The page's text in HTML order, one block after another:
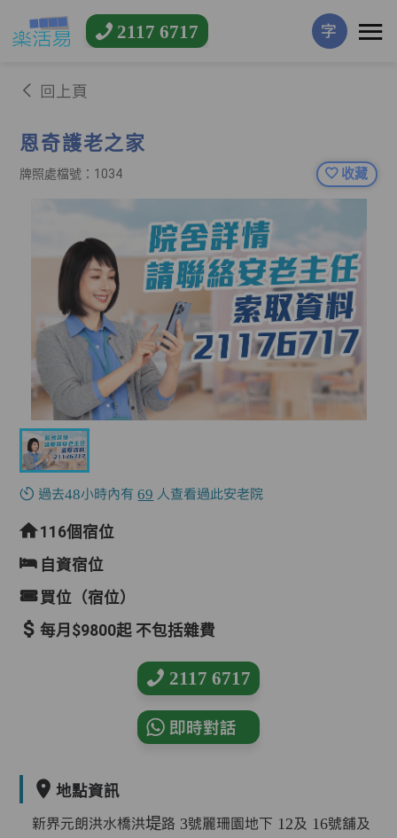
2117 6717 字
回上頁
恩奇護老之家
牌照處檔號：1034 收藏
過去48小時內有69 人查看過此安老院
116個宿位
自資宿位
買位（宿位）
每月$9800起 不包括雜費
2117 6717
即時對話
地點資訊
新界元朗洪水橋洪堤路 3號麗珊園地下 12及 16號舖及